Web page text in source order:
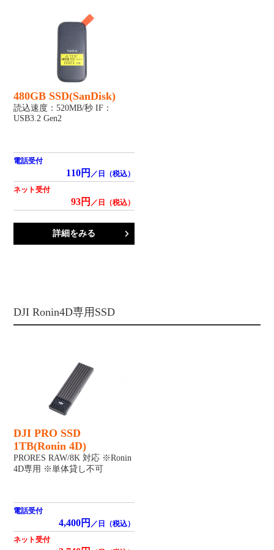
480GB SSD(SanDisk)
読込速度：520MB/秒 IF：
USB3.2 Gen2
電話受付
110円 ／日（税込）
ネット受付
93円 ／日（税込）
詳細をみる
DJI Ronin4D専用SSD
DJI PRO SSD
1TB(Ronin 4D)
PRORES RAW/8K 対応 ※Ronin
4D専用 ※単体貸し不可
電話受付
4,400円 ／日（税込）
ネット受付